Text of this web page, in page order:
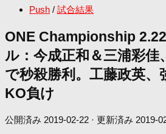
Push / 試合結果
ONE Championship
ル：今成正和＆三浦彩佳
で秒殺勝利。工藤政英、
KO負け
公開済み 2019-02-22 · 更新済み 2019-